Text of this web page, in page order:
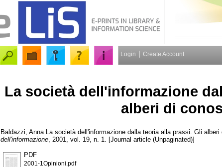
Login Create Account
La società dell'informazione
alberi di
Baldazzi, Anna La società dell'informazione dalla teoria alla prassi. Gli alberi
dell'informazione , 2001, vol. 19, n. 1. [Journal article (Unpaginated)]
PDF
2001-1Opinioni.pdf